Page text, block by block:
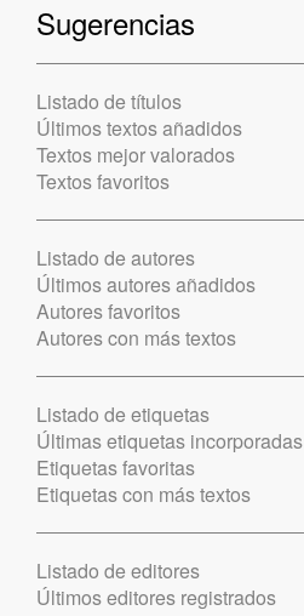
Sugerencias
Listado de títulos
Últimos textos añadidos
Textos mejor valorados
Textos favoritos
Listado de autores
Últimos autores añadidos
Autores favoritos
Autores con más textos
Listado de etiquetas
Últimas etiquetas incorporadas
Etiquetas favoritas
Etiquetas con más textos
Listado de editores
Últimos editores registrados